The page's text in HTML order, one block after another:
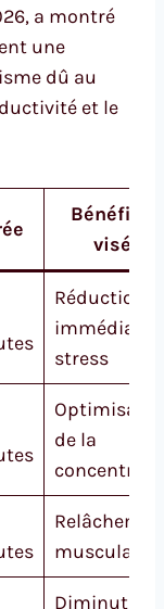
a montré
une
dû au
et le
Bénéfices
visés
Réduction
immédiate
stress
de la
musculaire
Diminution